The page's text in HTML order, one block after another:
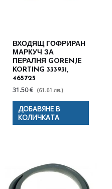
ВХОДЯЩ ГОФРИРАН
МАРКУЧ ЗА
ПЕРАЛНЯ GORENJE
KORTING 333931,
465725
31.50 € (61.61 лв.)
ДОБАВЯНЕ В
КОЛИЧКАТА